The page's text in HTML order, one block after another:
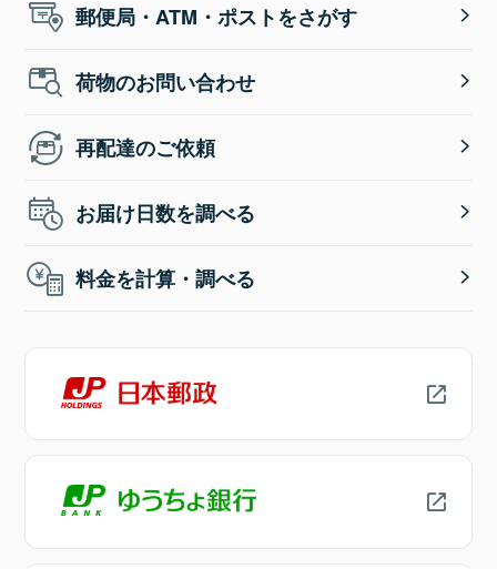
郵便局・ATM・ポストをさがす
荷物のお問い合わせ
再配達のご依頼
お届け日数を調べる
料金を計算・調べる